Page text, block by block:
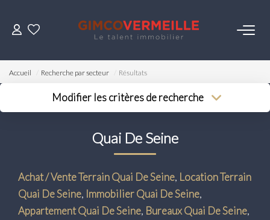
ACHETER
VENDRE
LOUER
NOS SERVICES
Accueil Recherche par secteur Résultats
Modifier les critères de recherche
Surface min
Plus de critères
Créer une alerte
Quai De Seine
Achat / Vente Terrain Quai De Seine, Location Terrain
Quai De Seine, Immobilier Quai De Seine,
Appartement Quai De Seine, Bureaux Quai De Seine,